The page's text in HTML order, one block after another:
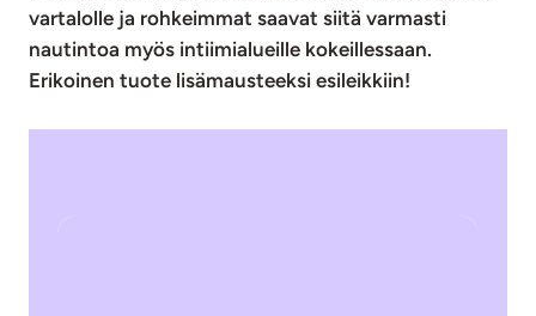
vartalolle ja rohkeimmat saavat siitä varmasti
nautintoa myös intiimialueille kokeillessaan.
Erikoinen tuote lisämausteeksi esileikkiin!